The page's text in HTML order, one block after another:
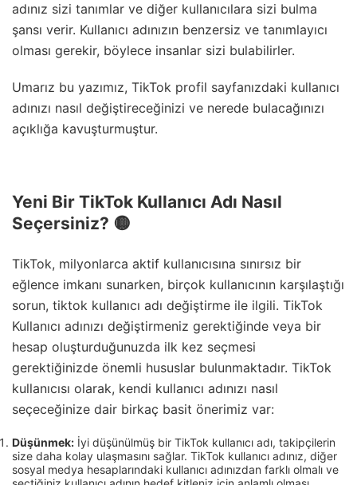
adınız sizi tanımlar ve diğer kullanıcılara sizi bulma
şansı verir. Kullanıcı adınızın benzersiz ve tanımlayıcı
olması gerekir, böylece insanlar sizi bulabilirler.
Umarız bu yazımız, TikTok profil sayfanızdaki kullanıcı
adınızı nasıl değiştireceğinizi ve nerede bulacağınızı
açıklığa kavuşturmuştur.
Yeni Bir TikTok Kullanıcı Adı Nasıl
Seçersiniz? 🟡
TikTok, milyonlarca aktif kullanıcısına sınırsız bir
eğlence imkanı sunarken, birçok kullanıcının karşılaştığı
sorun, tiktok kullanıcı adı değiştirme ile ilgili. TikTok
Kullanıcı adınızı değiştirmeniz gerektiğinde veya bir
hesap oluşturduğunuzda ilk kez seçmesi
gerektiğinizde önemli hususlar bulunmaktadır. TikTok
kullanıcısı olarak, kendi kullanıcı adınızı nasıl
seçeceğinize dair birkaç basit önerimiz var:
Düşünmek: İyi düşünülmüş bir TikTok kullanıcı adı, takipçilerin
size daha kolay ulaşmasını sağlar. TikTok kullanıcı adınız, diğer
sosyal medya hesaplarındaki kullanıcı adınızdan farklı olmalı ve